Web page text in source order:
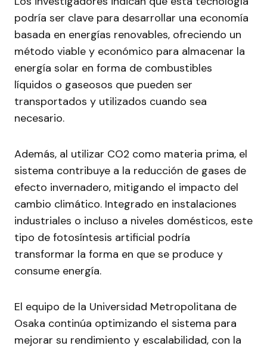
podría ser clave para desarrollar una economía
basada en energías renovables, ofreciendo un
método viable y económico para almacenar la
energía solar en forma de combustibles
líquidos o gaseosos que pueden ser
transportados y utilizados cuando sea
necesario.
Además, al utilizar CO2 como materia prima, el
sistema contribuye a la reducción de gases de
efecto invernadero, mitigando el impacto del
cambio climático. Integrado en instalaciones
industriales o incluso a niveles domésticos, este
tipo de fotosíntesis artificial podría
transformar la forma en que se produce y
consume energía.
El equipo de la Universidad Metropolitana de
Osaka continúa optimizando el sistema para
mejorar su rendimiento y escalabilidad, con la